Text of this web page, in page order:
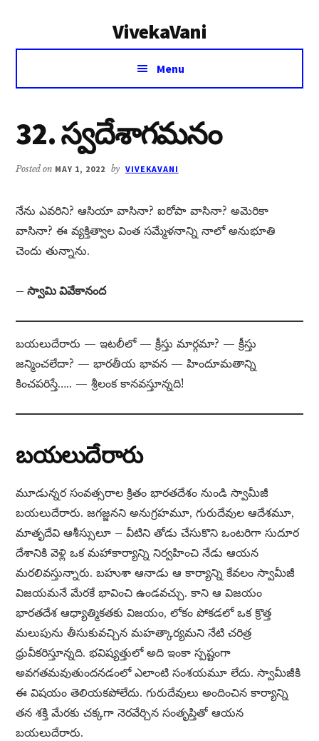
VivekaVani
Voice
Vivekananda
Menu
32. స్వదేశాగమనం
Posted on MAY 1, 2022 by VIVEKAVANI
నేను ఎవరిని? ఆసియా వాసినా? ఐరోపా వాసినా? అమెరికా
వాసినా? ఈ వ్యక్తిత్వాల వింత సమ్మేళనాన్ని నాలో అనుభూతి
చెందు తున్నాను.
– స్వామి వివేకానంద
బయలుదేరారు — ఇటలీలో — క్రీస్తు మార్గమా? — క్రీస్తు
జన్మించలేదా? — భారతీయ భావన — హిందూమతాన్ని
కించపరిస్తే….. — శ్రీలంక కానవస్తూన్నది!
బయలుదేరారు
మూడున్నర సంవత్సరాల క్రితం భారతదేశం నుండి స్వామీజీ
బయలుదేరారు. జగజ్జనని అనుగ్రహమూ, గురుదేవుల ఆదేశమూ,
మాతృదేవి ఆశీస్సులూ – వీటిని తోడు చేసుకొని ఒంటరిగా సుదూర
దేశానికి వెళ్లి ఒక మహాకార్యాన్ని నిర్వహించి నేడు ఆయన
మరలివస్తున్నారు. బహుశా ఆనాడు ఆ కార్యాన్ని కేవలం స్వామీజీ
విజయమనే మేరకే భావించి ఉండవచ్చు. కాని ఆ విజయం
భారతదేశ ఆధ్యాత్మికతకు విజయం, లోకం పోకడలో ఒక క్రొత్త
మలుపును తీసుకువచ్చిన మహత్కార్యమని నేటి చరిత్ర
ధ్రువీకరిస్తూన్నది. భవిష్యత్తులో అది ఇంకా స్పష్టంగా
అవగతమవుతుందనడంలో ఎలాంటి సంశయమూ లేదు. స్వామీజీకి
ఈ విషయం తెలియకపోలేదు. గురుదేవులు అందించిన కార్యాన్ని
తన శక్తి మేరకు చక్కగా నెరవేర్చిన సంతృప్తితో ఆయన
బయలుదేరారు.